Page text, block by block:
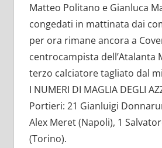
Matteo Politano e Gianluca
congedati in mattinata dai
per ora rimane ancora a
centrocampista dell’Atalanta
terzo calciatore tagliato dal
I NUMERI DI MAGLIA DEGLI
Portieri: 21 Gianluigi
Alex Meret (Napoli), 1
(Torino).